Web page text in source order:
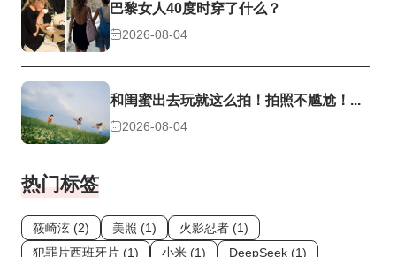
巴黎女人40度时穿了什么？
2026-08-04
和闺蜜出去玩就这么拍！拍照不尴尬！...
2026-08-04
热门标签
筱崎泫 (2) 美照 (1)
火影忍者 (1)
犯罪片西班牙片 (1)
小米 (1)
DeepSeek (1)